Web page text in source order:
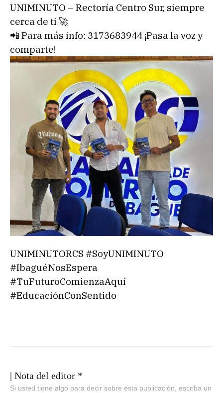
UNIMINUTO – Rectoría Centro Sur, siempre
cerca de ti 🚀
📲 Para más info: 3173683944 ¡Pasa la voz y
comparte!
UNIMINUTORCS #SoyUNIMINUTO
#IbaguéNosEspera
#TuFuturoComienzaAquí
#EducaciónConSentido
| Nota del editor *
Si usted tiene algo para decir sobre esta publicación, escriba un